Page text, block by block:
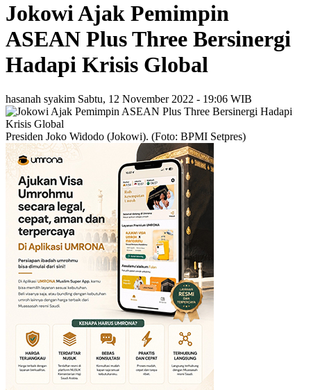
Jokowi Ajak Pemimpin
ASEAN Plus Three Bersinergi
Hadapi Krisis Global
hasanah syakim Sabtu, 12 November 2022 - 19:06 WIB
Presiden Joko Widodo (Jokowi). (Foto: BPMI Setpres)